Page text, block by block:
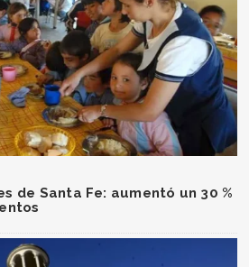
de Santa Fe: aumentó un 30 %